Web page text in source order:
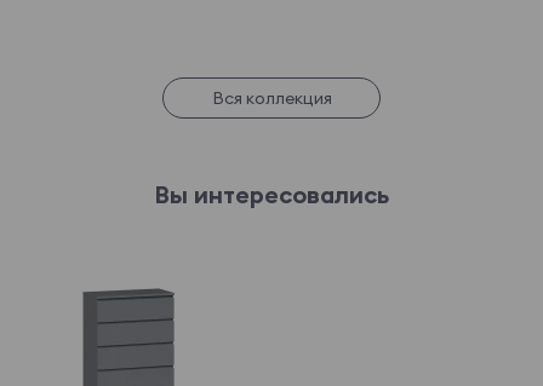
Вся коллекция
Вы интересовались